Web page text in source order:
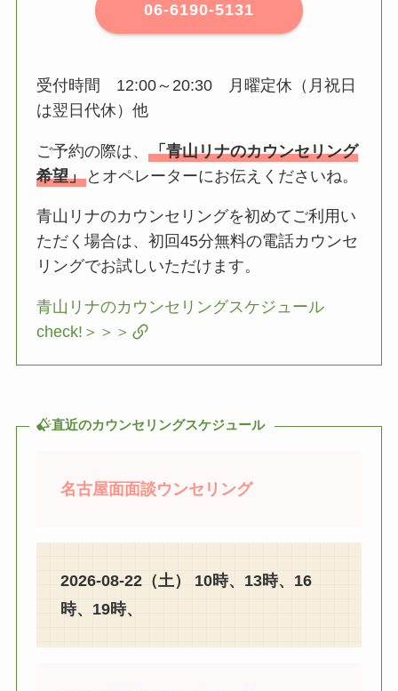
06-6190-5131
受付時間 12:00～20:30 月曜定休（月祝日
は翌日代休）他
ご予約の際は、「青山リナのカウンセリング
希望」 とオペレーターにお伝えくださいね。
青山リナのカウンセリングを初めてご利用い
ただく場合は、初回45分無料の電話カウンセ
リングでお試しいただけます。
青山リナのカウンセリングスケジュール
check!＞＞＞
直近のカウンセリングスケジュール
名古屋面面談ウンセリング
2026-08-22（土） 10時、13時、16
時、19時、